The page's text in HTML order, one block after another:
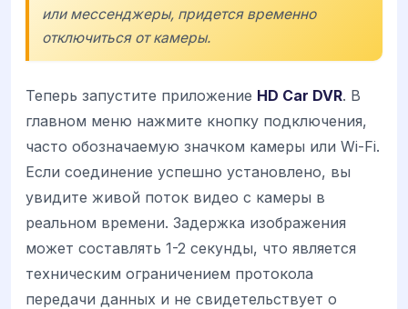
или мессенджеры, придется временно
отключиться от камеры.
Теперь запустите приложение HD Car DVR. В
главном меню нажмите кнопку подключения,
часто обозначаемую значком камеры или Wi-Fi.
Если соединение успешно установлено, вы
увидите живой поток видео с камеры в
реальном времени. Задержка изображения
может составлять 1-2 секунды, что является
техническим ограничением протокола
передачи данных и не свидетельствует о